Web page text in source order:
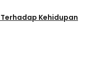
Kehidupan